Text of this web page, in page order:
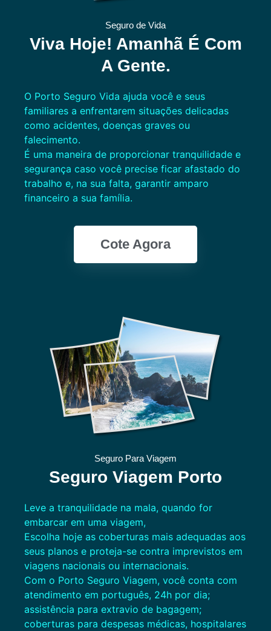
Seguro de Vida
Viva Hoje! Amanhã É Com
A Gente.
O Porto Seguro Vida ajuda você e seus
familiares a enfrentarem situações delicadas
como acidentes, doenças graves ou
falecimento.
É uma maneira de proporcionar tranquilidade e
segurança caso você precise ficar afastado do
trabalho e, na sua falta, garantir amparo
financeiro a sua família.
Cote Agora
Seguro Para Viagem
Seguro Viagem Porto
Leve a tranquilidade na mala, quando for
embarcar em uma viagem,
Escolha hoje as coberturas mais adequadas aos
seus planos e proteja-se contra imprevistos em
viagens nacionais ou internacionais.
Com o Porto Seguro Viagem, você conta com
atendimento em português, 24h por dia;
assistência para extravio de bagagem;
coberturas para despesas médicas, hospitalares